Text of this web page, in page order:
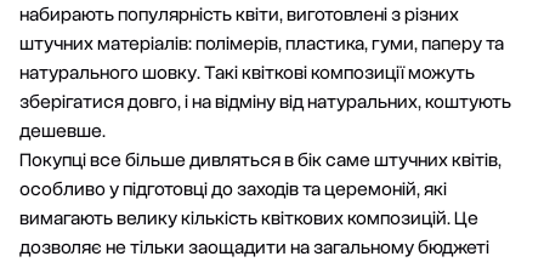
набирають популярність квіти, виготовлені з різних
штучних матеріалів: полімерів, пластика, гуми, паперу та
натурального шовку. Такі квіткові композиції можуть
зберігатися довго, і на відміну від натуральних, коштують
дешевше.
Покупці все більше дивляться в бік саме штучних квітів,
особливо у підготовці до заходів та церемоній, які
вимагають велику кількість квіткових композицій. Це
дозволяє не тільки заощадити на загальному бюджеті